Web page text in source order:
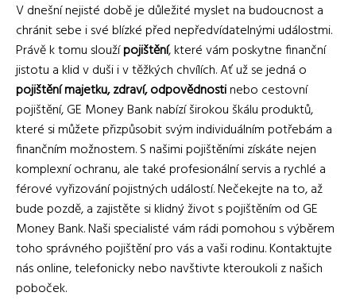
V dnešní nejisté době je důležité myslet na budoucnost a
chránit sebe i své blízké před nepředvídatelnými událostmi.
Právě k tomu sloužípojištění, které vám poskytne finanční
jistotu a klid v duši i v těžkých chvílích. Ať už se jedná o
pojištění majetku, zdraví, odpovědnostinebo cestovní
pojištění, GE Money Bank nabízí širokou škálu produktů,
které si můžete přizpůsobit svým individuálním potřebám a
finančním možnostem. S našimi pojištěními získáte nejen
komplexní ochranu, ale také profesionální servis a rychlé a
férové vyřizování pojistných událostí. Nečekejte na to, až
bude pozdě, a zajistěte si klidný život s pojištěním od GE
Money Bank. Naši specialisté vám rádi pomohou s výběrem
toho správného pojištění pro vás a vaši rodinu. Kontaktujte
nás online, telefonicky nebo navštivte kteroukoli z našich
poboček.